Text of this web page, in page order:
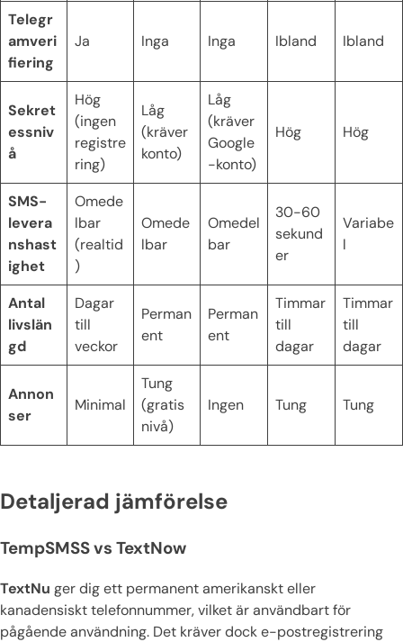
Telegr
amveri
fiering
Ja Inga Inga Ibland Ibland
Sekret
essniv
å
Hög
(ingen
registre
ring)
Låg
(kräver
konto)
Låg
(kräver
Google
-konto)
Hög Hög
SMS-
levera
nshast
ighet
Omede
lbar
(realtid
)
Omede
lbar
Omedel
bar
30-60
sekund
er
Variabe
l
Antal
livslän
gd
Dagar
till
veckor
Perman
ent
Perman
ent
Timmar
till
dagar
Timmar
till
dagar
Annon
ser
Minimal
Tung
(gratis
nivå)
Ingen Tung Tung
Detaljerad jämförelse
TempSMSS vs TextNow
TextNu ger dig ett permanent amerikanskt eller
kanadensiskt telefonnummer, vilket är användbart för
pågående användning. Det kräver dock e-postregistrering